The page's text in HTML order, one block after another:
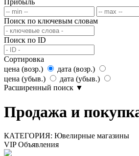
Прибыль
Поиск по ключевым словам
Поиск по ID
Сортировка
цена (возр.)
дата (возр.)
цена (убыв.)
дата (убыв.)
Расширенный поиск ▼
Продажа и
КАТЕГОРИЯ: Ювелирные магазины
VIP Объявления